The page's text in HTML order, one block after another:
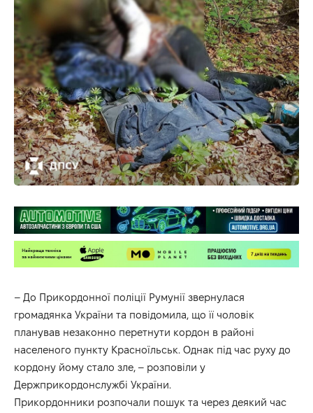
– До Прикордонної поліції Румунії звернулася
громадянка України та повідомила, що її чоловік
планував незаконно перетнути кордон в районі
населеного пункту Красноїльськ. Однак під час руху до
кордону йому стало зле, – розповіли у
Держприкордонслужбі України.
Прикордонники розпочали пошук та через деякий час